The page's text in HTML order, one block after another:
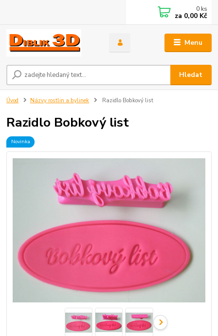
Menu
Hledat
0 ks
za 0,00 Kč
Úvod Názvy rostlin a bylinek Razidlo Bobkový list
Razidlo Bobkový list
Novinka